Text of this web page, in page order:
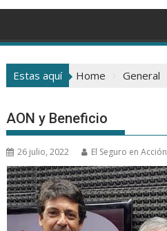
Estas aquí Home General
AON y Beneficio
26 julio, 2022 El Seguro en Acción